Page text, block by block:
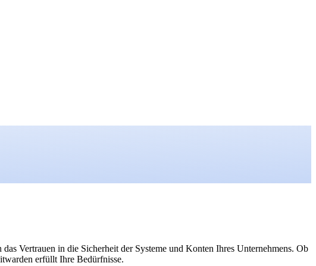
Vertrauen in die Sicherheit der Systeme und Konten Ihres Unternehmens. Ob
erfüllt Ihre Bedürfnisse.